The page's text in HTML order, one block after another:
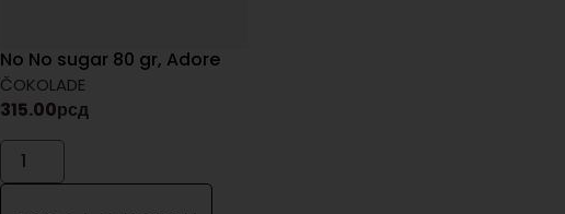
No No sugar 80 gr, Adore
ČOKOLADE
315.00рсд